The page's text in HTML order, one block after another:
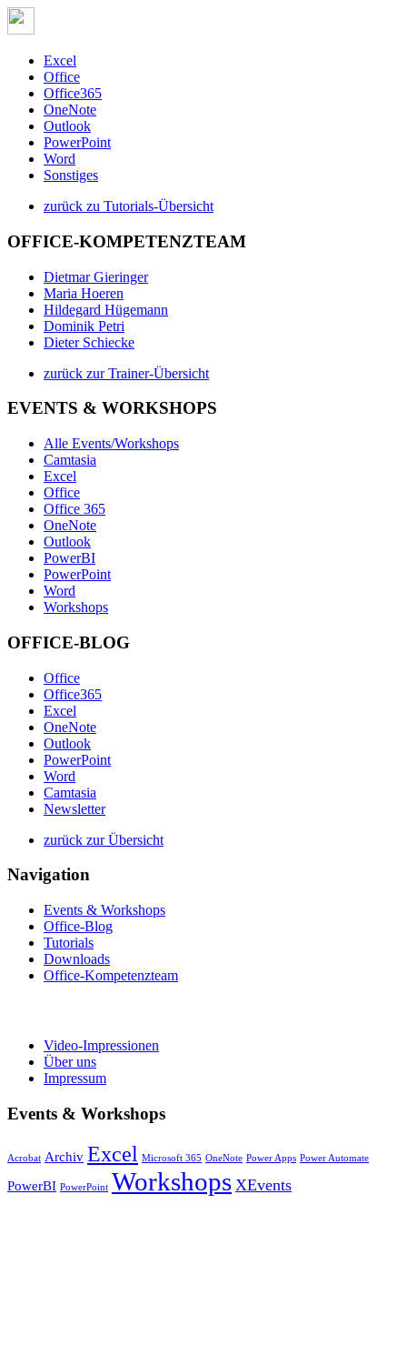
Excel
Office
Office365
OneNote
Outlook
PowerPoint
Word
Sonstiges
zurück zu Tutorials-Übersicht
OFFICE-KOMPETENZTEAM
Dietmar Gieringer
Maria Hoeren
Hildegard Hügemann
Dominik Petri
Dieter Schiecke
zurück zur Trainer-Übersicht
EVENTS & WORKSHOPS
Alle Events/Workshops
Camtasia
Excel
Office
Office 365
OneNote
Outlook
PowerBI
PowerPoint
Word
Workshops
OFFICE-BLOG
Office
Office365
Excel
OneNote
Outlook
PowerPoint
Word
Camtasia
Newsletter
zurück zur Übersicht
Navigation
Events & Workshops
Office-Blog
Tutorials
Downloads
Office-Kompetenzteam
Video-Impressionen
Über uns
Impressum
Events & Workshops
Acrobat Archiv Excel Microsoft 365 OneNote Power Apps Power Automate
PowerBI PowerPoint Workshops XEvents